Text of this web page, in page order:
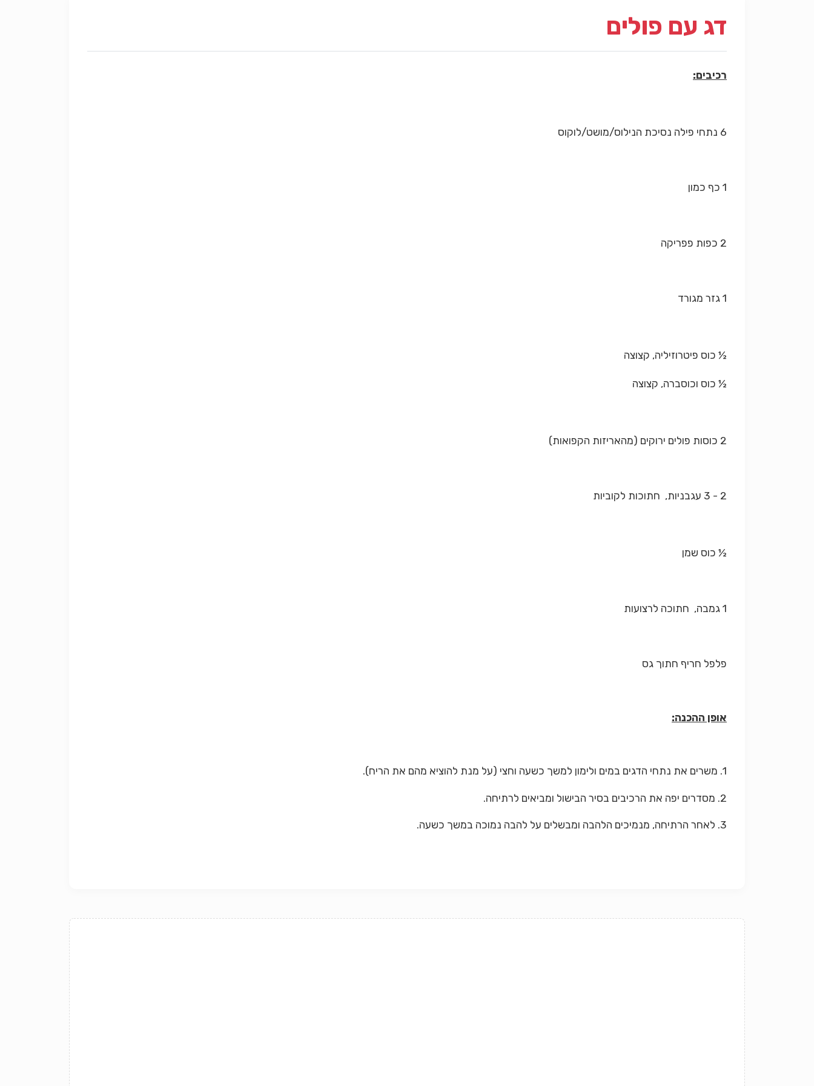
דג עם פולים
רכיבים:
6 נתחי פילה נסיכת הנילוס/מושט/לוקוס
1 כף כמון
2 כפות פפריקה
1 גזר מגורד
½ כוס פיטרוזיליה, קצוצה
½ כוס וכוסברה, קצוצה
2 כוסות פולים ירוקים (מהאריזות הקפואות)
2 - 3 עגבניות, חתוכות לקוביות
½ כוס שמן
1 גמבה, חתוכה לרצועות
פלפל חריף חתוך גס
אופן ההכנה:
1. משרים את נתחי הדגים במים ולימון למשך כשעה וחצי (על מנת להוציא מהם את הריח).
2. מסדרים יפה את הרכיבים בסיר הבישול ומביאים לרתיחה.
3. לאחר הרתיחה, מנמיכים הלהבה ומבשלים על להבה נמוכה במשך כשעה.